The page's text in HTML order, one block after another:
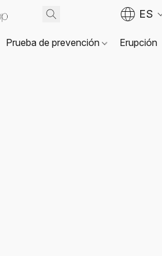
ES
Prueba de prevención Erupción